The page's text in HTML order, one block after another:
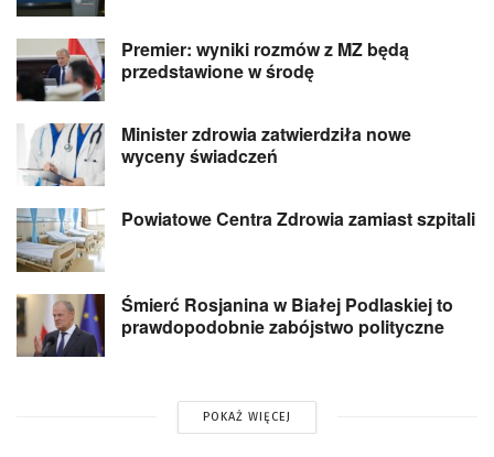
Premier: wyniki rozmów z MZ będą
przedstawione w środę
Minister zdrowia zatwierdziła nowe
wyceny świadczeń
Powiatowe Centra Zdrowia zamiast szpitali
Śmierć Rosjanina w Białej Podlaskiej to
prawdopodobnie zabójstwo polityczne
POKAŻ WIĘCEJ